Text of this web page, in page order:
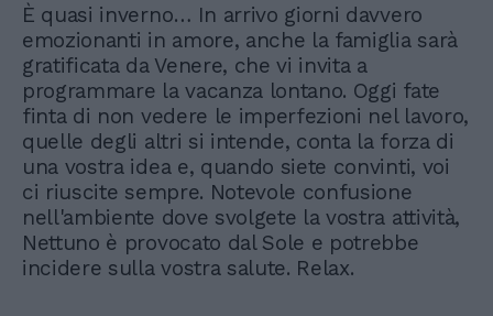
È quasi inverno… In arrivo giorni davvero
emozionanti in amore, anche la famiglia sarà
gratificata da Venere, che vi invita a
programmare la vacanza lontano. Oggi fate
finta di non vedere le imperfezioni nel lavoro,
quelle degli altri si intende, conta la forza di
una vostra idea e, quando siete convinti, voi
ci riuscite sempre. Notevole confusione
nell'ambiente dove svolgete la vostra attività,
Nettuno è provocato dal Sole e potrebbe
incidere sulla vostra salute. Relax.